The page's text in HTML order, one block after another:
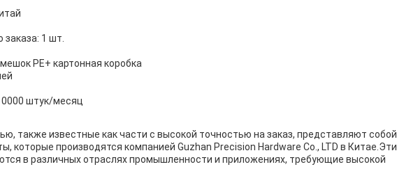
1 шт.
PE+ картонная коробка
штук/месяц
также известные как части с высокой точностью на заказ, представляют собой
которые производятся компанией Guzhan Precision Hardware Co., LTD в Китае.Эти
в различных отраслях промышленности и приложениях, требующие высокой